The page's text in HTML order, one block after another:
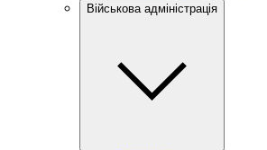
Військова адміністрація